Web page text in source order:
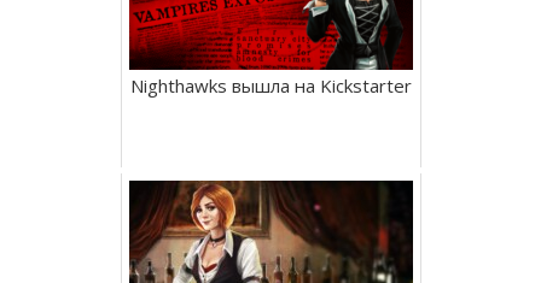
Nighthawks вышла на Kickstarter